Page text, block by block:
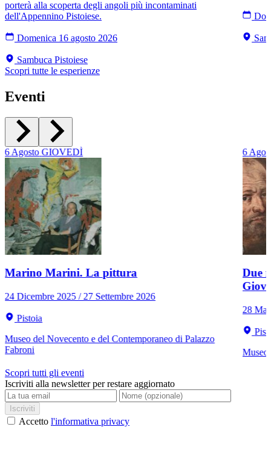
porterà alla scoperta degli angoli più incontaminati
dell'Appennino Pistoiese.
Domenica 16 agosto 2026
Sambuca Pistoiese
Scopri tutte le esperienze
Eventi
6Agosto GIOVEDÌ
Marino Marini. La pittura
24 Dicembre 2025 / 27 Settembre 2026
Pistoia
Museo del Novecento e del Contemporaneo di Palazzo
Fabroni
6
Due
28
Museo
Scopri tutti gli eventi
Iscriviti alla newsletter per restare aggiornato
Iscriviti
Accetto l'informativa privacy